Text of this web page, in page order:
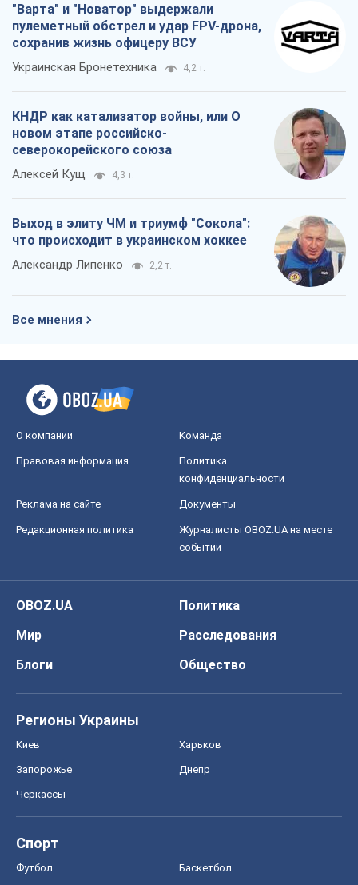
"Варта" и "Новатор" выдержали
пулеметный обстрел и удар FPV-дрона,
сохранив жизнь офицеру ВСУ
Украинская Бронетехника 4,2 т.
КНДР как катализатор войны, или О
новом этапе российско-
северокорейского союза
Алексей Кущ 4,3 т.
Выход в элиту ЧМ и триумф "Сокола":
что происходит в украинском хоккее
Александр Липенко 2,2 т.
Все мнения
О компании Команда
Правовая информация
Политика
конфиденциальности
Реклама на сайте Документы
Редакционная политика
Журналисты OBOZ.UA на месте
событий
OBOZ.UA
Политика
Мир
Расследования
Блоги
Общество
Регионы Украины
Киев Харьков
Запорожье Днепр
Черкассы
Спорт
Футбол Баскетбол